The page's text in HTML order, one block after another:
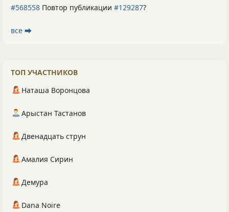
#568558 Повтор публикации #129287?
все ⮕
ТОП УЧАСТНИКОВ
Наташа Воронцова
Арыстан Тастанов
Двенадцать струн
Амалия Сирин
Демура
Dana Noire